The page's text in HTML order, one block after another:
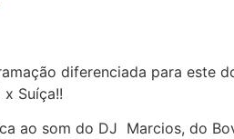
diferenciada para este
Suíça!!
ao som do DJ Marcios, do